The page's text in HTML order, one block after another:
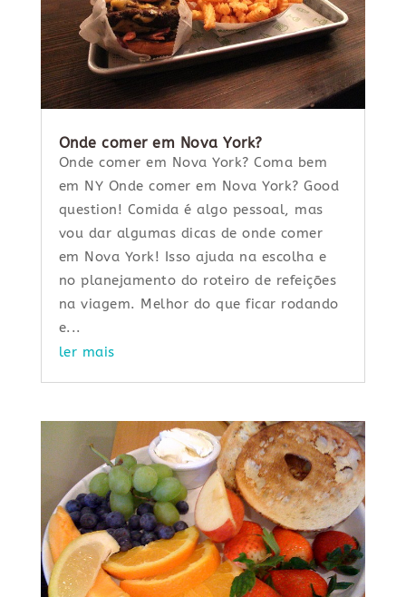
Onde comer em Nova York?
Onde comer em Nova York? Coma bem
em NY Onde comer em Nova York? Good
question! Comida é algo pessoal, mas
vou dar algumas dicas de onde comer
em Nova York! Isso ajuda na escolha e
no planejamento do roteiro de refeições
na viagem. Melhor do que ficar rodando
e...
ler mais